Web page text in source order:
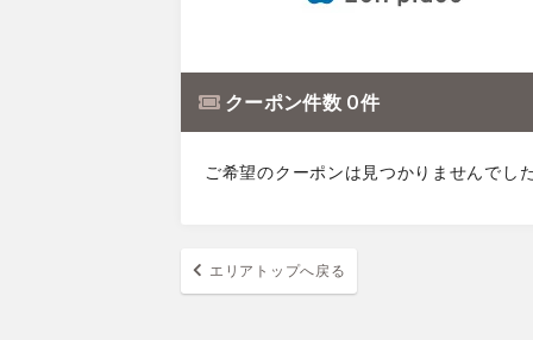
クーポン件数 0 件
ご希望のクーポンは見つかりませんでし
エリアトップへ戻る